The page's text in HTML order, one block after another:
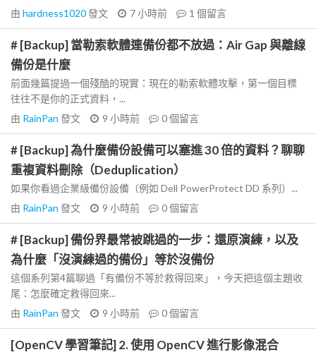
由 hardness1020發文 7 小時前 1 個留言
# [Backup] 當勒索軟體連備份都不放過：Air Gap 與離線
備份是什麼
前面幾篇提過一個殘酷的現實：現在的勒索軟體攻擊，第一個目標
往往不是你的正式資料，...
由 RainPan 發文 9 小時前 0個留言
# [Backup] 為什麼備份設備可以塞進 30 倍的資料？聊聊
重複資料刪除（Deduplication）
如果你看過企業級備份設備（例如 Dell PowerProtect DD 系列）...
由 RainPan 發文 9 小時前 0個留言
# [Backup] 備份界最常被跳過的一步：還原演練，以及
為什麼「沒演練過的備份」等於沒備份
這個系列第4篇聊過「有備份不等於救得回來」，今天把這個主題收
尾：怎麼確定救得回來...
由 RainPan 發文 9 小時前 0個留言
[OpenCV 學習筆記] 2. 使用 OpenCV 進行影像混合